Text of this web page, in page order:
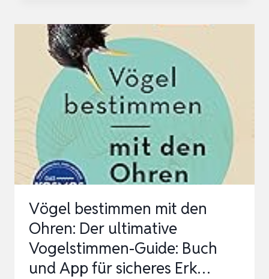
DEN
OHREN:
DER
ULTIMATIVE
VOGELSTIMMEN-
GUIDE:
BUCH
UND
SICHERES
ERK…
Vögel bestimmen mit den
Ohren: Der ultimative
Vogelstimmen-Guide: Buch
und App für sicheres Erk…